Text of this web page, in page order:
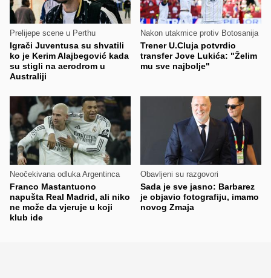
Prelijepe scene u Perthu
Igrači Juventusa su shvatili
ko je Kerim Alajbegović kada
su stigli na aerodrom u
Australiji
Nakon utakmice protiv Botosanija
Trener U.Cluja potvrdio
transfer Jove Lukića: "Želim
mu sve najbolje"
Neočekivana odluka Argentinca
Franco Mastantuono
napušta Real Madrid, ali niko
ne može da vjeruje u koji
klub ide
Obavljeni su razgovori
Sada je sve jasno: Barbarez
je objavio fotografiju, imamo
novog Zmaja